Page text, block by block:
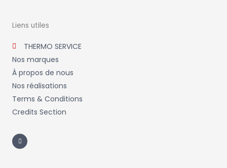
Liens utiles
THERMO SERVICE
Nos marques
À propos de nous
Nos réalisations
Terms & Conditions
Credits Section
i
n
k